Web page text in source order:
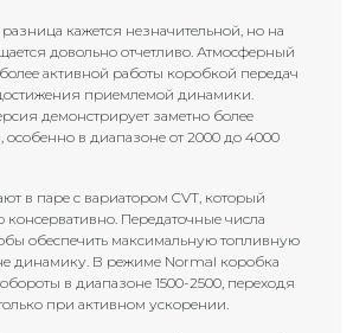
кажется незначительной, но на
довольно отчетливо. Атмосферный
более активной работы коробкой передач
приемлемой динамики.
демонстрирует заметно более
особенно в диапазоне от 2000 до 4000
в паре с вариатором CVT, который
консервативно. Передаточные числа
обеспечить максимальную топливную
динамику. В режиме Normal коробка
в диапазоне 1500-2500, переходя
при активном ускорении.